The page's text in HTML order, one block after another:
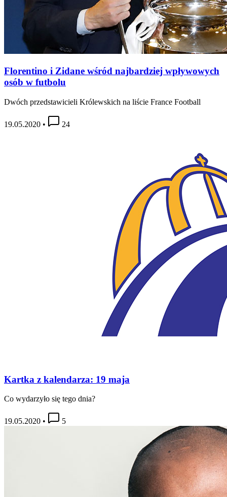
Florentino i Zidane wśród najbardziej wpływowych
osób w futbolu
Dwóch przedstawicieli Królewskich na liście France Football
19.05.2020 • 24
Kartka z kalendarza: 19 maja
Co wydarzyło się tego dnia?
19.05.2020 • 5